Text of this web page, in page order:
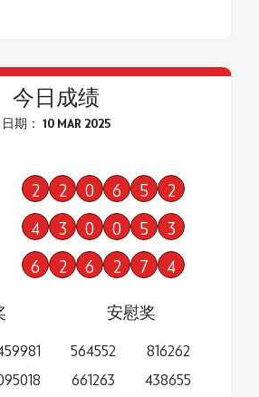
今日成绩
日期： 10 MAR 2025
2 2 0 6 5 2
4 3 0 0 5 3
6 2 6 2 7 4
安慰奖
564552
661263
816262
438655